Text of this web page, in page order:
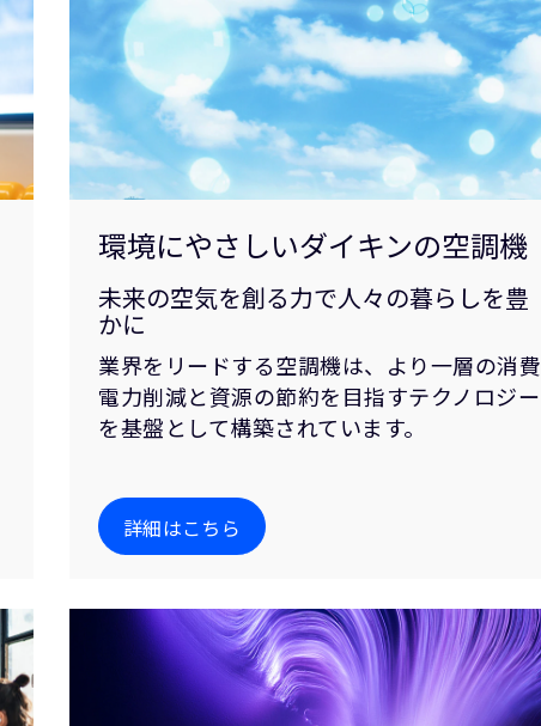
環境にやさしいダイキンの空調機
未来の空気を創る力で人々の暮らしを豊
かに
業界をリードする空調機は、より一層の消費
電力削減と資源の節約を目指すテクノロジー
を基盤として構築されています。
詳細はこちら